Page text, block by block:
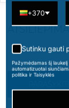
+370
Sutinku gauti
Pažymėdamas šį laukelį
automatizuotai
politika ir Taisyklės